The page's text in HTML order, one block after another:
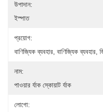
উপাদান:
ইস্পাত
প্রয়োগ:
বাণিজ্যিক ব্যবহার, বাণিজ্যিক ব্যবহার,
নাম:
পাওয়ার র্যাক স্কোয়াট র্যাক
লোগো: